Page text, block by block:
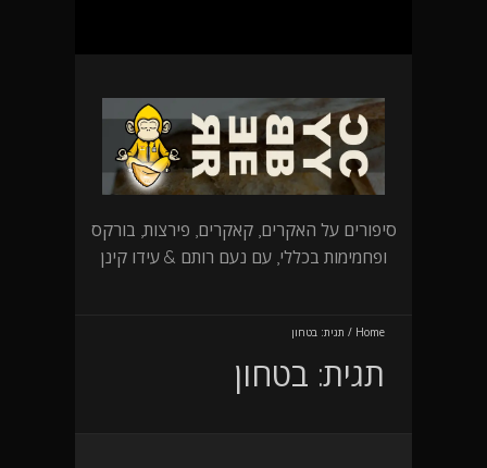
סיפורים על האקרים, קאקרים, פירצות, בורקס
ופחמימות בכללי, עם נעם רותם & עידו קינן
Home
/ תגית: בטחון
תגית: בטחון